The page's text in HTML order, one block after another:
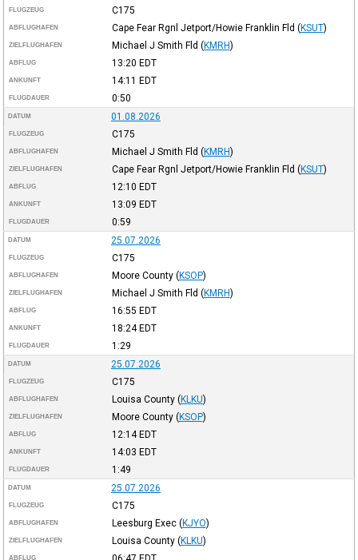
FLUGZEUG C175
ABFLUGHAFEN Cape Fear Rgnl Jetport/Howie Franklin Fld (KSUT)
ZIELFLUGHAFEN Michael J Smith Fld (KMRH)
ABFLUG 13:20 EDT
ANKUNFT 14:11 EDT
FLUGDAUER 0:50
DATUM 01.08.2026
FLUGZEUG C175
ABFLUGHAFEN Michael J Smith Fld (KMRH)
ZIELFLUGHAFEN Cape Fear Rgnl Jetport/Howie Franklin Fld (KSUT)
ABFLUG 12:10 EDT
ANKUNFT 13:09 EDT
FLUGDAUER 0:59
DATUM 25.07.2026
FLUGZEUG C175
ABFLUGHAFEN Moore County (KSOP)
ZIELFLUGHAFEN Michael J Smith Fld (KMRH)
ABFLUG 16:55 EDT
ANKUNFT 18:24 EDT
FLUGDAUER 1:29
DATUM 25.07.2026
FLUGZEUG C175
ABFLUGHAFEN Louisa County (KLKU)
ZIELFLUGHAFEN Moore County (KSOP)
ABFLUG 12:14 EDT
ANKUNFT 14:03 EDT
FLUGDAUER 1:49
DATUM 25.07.2026
FLUGZEUG C175
ABFLUGHAFEN Leesburg Exec (KJYO)
ZIELFLUGHAFEN Louisa County (KLKU)
ABFLUG